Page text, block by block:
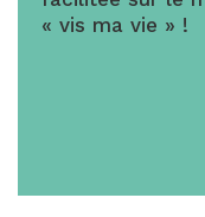
« vis ma vie » !